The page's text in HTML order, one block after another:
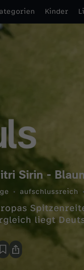
Kinder
Sirin -
aufschlussreich
liegt